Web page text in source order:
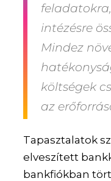
intézésre
Mindez
költségek
az
Tapasztalatok
elveszített
bankfiókban